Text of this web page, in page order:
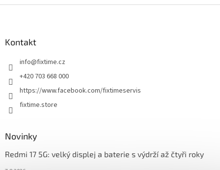
Kontakt
info@fixtime.cz
+420 703 668 000
https://www.facebook.com/fixtimeservis
fixtime.store
Novinky
Redmi 17 5G: velký displej a baterie s výdrží až čtyři roky